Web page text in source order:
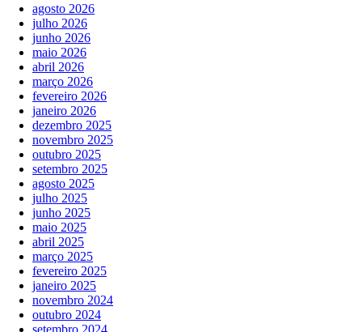
agosto 2026
julho 2026
junho 2026
maio 2026
abril 2026
março 2026
fevereiro 2026
janeiro 2026
dezembro 2025
novembro 2025
outubro 2025
setembro 2025
agosto 2025
julho 2025
junho 2025
maio 2025
abril 2025
março 2025
fevereiro 2025
janeiro 2025
novembro 2024
outubro 2024
setembro 2024